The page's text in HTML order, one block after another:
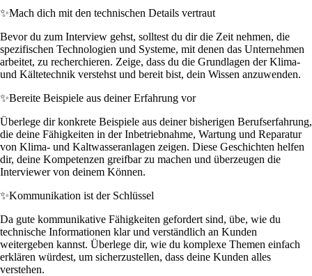
✨Mach dich mit den technischen Details vertraut
Bevor du zum Interview gehst, solltest du dir die Zeit nehmen, die
spezifischen Technologien und Systeme, mit denen das Unternehmen
arbeitet, zu recherchieren. Zeige, dass du die Grundlagen der Klima-
und Kältetechnik verstehst und bereit bist, dein Wissen anzuwenden.
✨Bereite Beispiele aus deiner Erfahrung vor
Überlege dir konkrete Beispiele aus deiner bisherigen Berufserfahrung,
die deine Fähigkeiten in der Inbetriebnahme, Wartung und Reparatur
von Klima- und Kaltwasseranlagen zeigen. Diese Geschichten helfen
dir, deine Kompetenzen greifbar zu machen und überzeugen die
Interviewer von deinem Können.
✨Kommunikation ist der Schlüssel
Da gute kommunikative Fähigkeiten gefordert sind, übe, wie du
technische Informationen klar und verständlich an Kunden
weitergeben kannst. Überlege dir, wie du komplexe Themen einfach
erklären würdest, um sicherzustellen, dass deine Kunden alles
verstehen.